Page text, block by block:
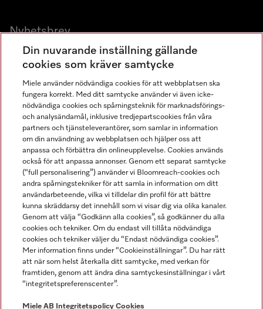
Nyhetsbrev
Gå med i vår gemenskap
Miele AB
Allmänna villkor
Användarvillkor
Miele tillgänglighetsförklaring
Lagen om digitala tjänster
Miele på LinkedIn
Miele på Facebook
Miele på Instagram
Miele på Youtube
Din nuvarande inställning gällande
cookies som kräver samtycke
Miele använder nödvändiga cookies för att webbplatsen ska
fungera korrekt. Med ditt samtycke använder vi även icke-
nödvändiga cookies och spårningsteknik för marknadsförings-
och analysändamål, inklusive tredjepartscookies från våra
partners och tjänsteleverantörer, som samlar in information
om din användning av webbplatsen och hjälper oss att
anpassa och förbättra din onlineupplevelse. Cookies används
också för att anpassa annonser. Genom ett separat samtycke
(“full personalisering”) använder vi Bloomreach-cookies och
andra spårningstekniker för att samla in information om ditt
användarbeteende, vilka vi tilldelar din profil för att bättre
kunna skräddarsy det innehåll som vi visar dig via olika kanaler.
Genom att välja “Godkänn alla cookies”, så godkänner du alla
cookies och tekniker. Om du endast vill tillåta nödvändiga
cookies och tekniker väljer du “Endast nödvändiga cookies”.
Mer information finns under “Cookieinställningar”. Du har rätt
att när som helst återkalla ditt samtycke, med verkan för
framtiden, genom att ändra dina samtyckesinställningar i vårt
“integritetspreferenscenter”.
Miele AB Integritetspolicy Cookies